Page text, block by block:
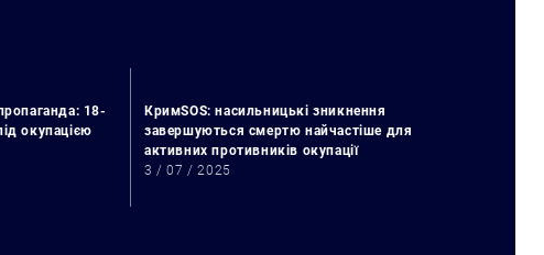
18-
окупацією
КримSOS: насильницькі зникнення
завершуються смертю найчастіше для
активних противників окупації
3 / 07 / 2025